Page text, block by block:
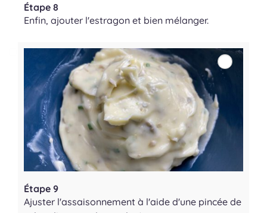
Étape 8
Enfin, ajouter l'estragon et bien mélanger.
Étape 9
Ajuster l'assaisonnement à l'aide d'une pincée de